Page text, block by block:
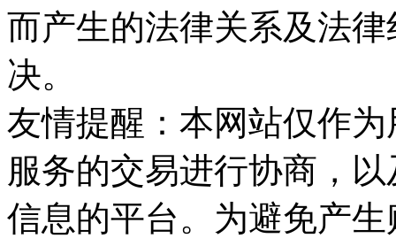
而产生的法律关系及法
决。
友情提醒：本网站仅作
服务的交易进行协商，
信息的平台。为避免产